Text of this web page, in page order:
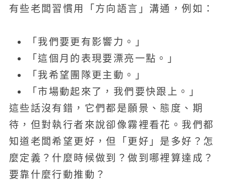
有些老闆習慣用「方向語言」溝通，例如：
「我們要更有影響力。」
「這個月的表現要漂亮一點。」
「我希望團隊更主動。」
「市場動起來了，我們要快跟上。」
這些話沒有錯，它們都是願景、態度、期
待，但對執行者來說卻像霧裡看花。我們都
知道老闆希望更好，但「更好」是多好？怎
麼定義？什麼時候做到？做到哪裡算達成？
要靠什麼行動推動？